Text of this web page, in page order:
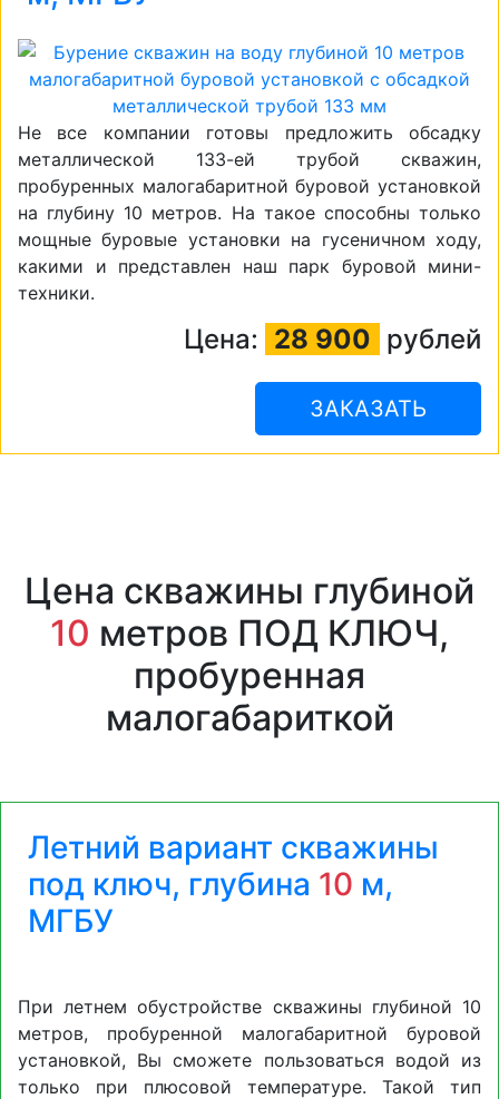
Не все компании готовы предложить обсадку
металлической 133-ей трубой скважин,
пробуренных малогабаритной буровой установкой
на глубину 10 метров. На такое способны только
мощные буровые установки на гусеничном ходу,
какими и представлен наш парк буровой мини-
техники.
Цена: 28 900 рублей
ЗАКАЗАТЬ
Цена скважины глубиной
10 метров ПОД КЛЮЧ,
пробуренная
малогабариткой
Летний вариант скважины
под ключ, глубина 10 м,
МГБУ
При летнем обустройстве скважины глубиной 10
метров, пробуренной малогабаритной буровой
установкой, Вы сможете пользоваться водой из
только при плюсовой температуре. Такой тип